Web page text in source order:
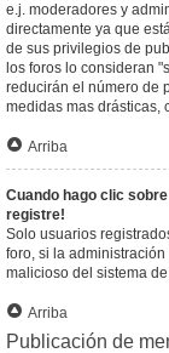
e.j. moderadores y
directamente ya que
de sus privilegios de
los foros lo consideran
reducirán el número de
medidas mas drásticas,
Arriba
Cuando hago clic
registre!
Solo usuarios
foro, si la
malicioso del sistema
Arriba
Publicación de